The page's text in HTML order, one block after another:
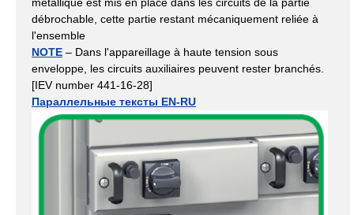
débrochable, cette partie restant mécaniquement reliée à
l'ensemble
NOTE – Dans l'appareillage à haute tension sous
enveloppe, les circuits auxiliaires peuvent rester branchés.
[IEV number 441-16-28]
Параллельные тексты EN-RU